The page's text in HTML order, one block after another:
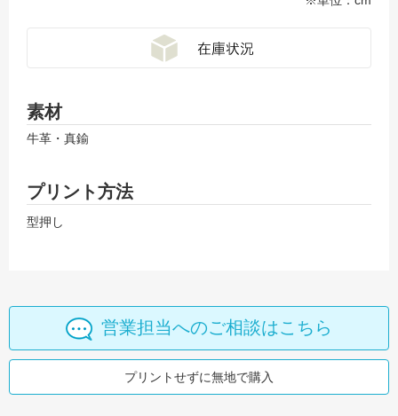
素材
牛革・真鍮
プリント方法
型押し
営業担当へのご相談はこちら
プリントせずに無地で購入